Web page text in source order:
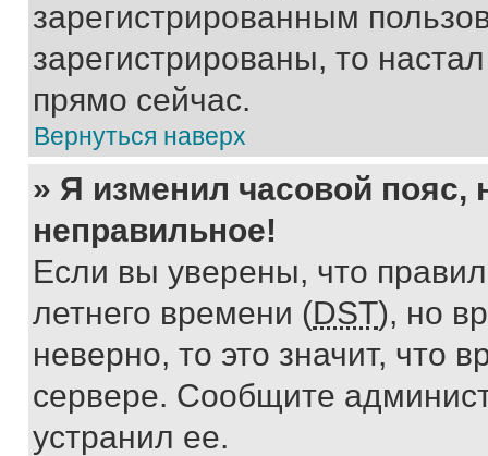
зарегистрированным
зарегистрированы, то
прямо сейчас.
Вернуться наверх
» Я изменил часовой пояс,
неправильное!
Если вы уверены, что
летнего времени (DST), но
неверно, то это значит, что
сервере. Сообщите
устранил ее.